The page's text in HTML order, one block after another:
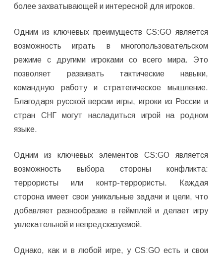
более захватывающей и интересной для игроков.
Одним из ключевых преимуществ CS:GO является
возможность играть в многопользовательском
режиме с другими игроками со всего мира. Это
позволяет развивать тактические навыки,
командную работу и стратегическое мышление.
Благодаря русской версии игры, игроки из России и
стран СНГ могут насладиться игрой на родном
языке.
Одним из ключевых элементов CS:GO является
возможность выбора стороны конфликта:
террористы или контр-террористы. Каждая
сторона имеет свои уникальные задачи и цели, что
добавляет разнообразие в геймплей и делает игру
увлекательной и непредсказуемой.
Однако, как и в любой игре, у CS:GO есть и свои